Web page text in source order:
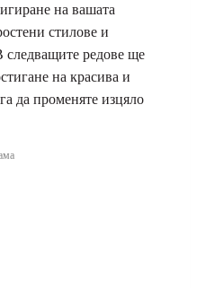
на вашата
стилове и
редове ще
на красива и
да променяте изцяло